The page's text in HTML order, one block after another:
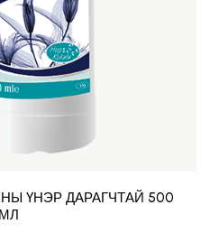
ҮНЭР ДАРАГЧТАЙ 500
МЛ